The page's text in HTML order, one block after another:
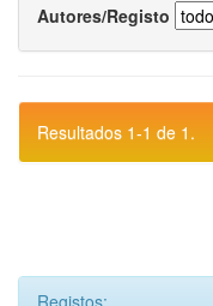
Autores/Registo
Resultados 1-1 de 1.
Registos: